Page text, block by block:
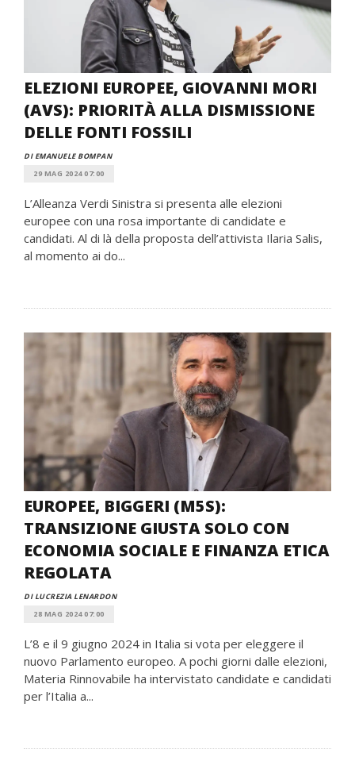
ELEZIONI EUROPEE, GIOVANNI MORI
(AVS): PRIORITÀ ALLA DISMISSIONE
DELLE FONTI FOSSILI
DI EMANUELE BOMPAN
29 MAG 2024 07:00
L’Alleanza Verdi Sinistra si presenta alle elezioni
europee con una rosa importante di candidate e
candidati. Al di là della proposta dell’attivista Ilaria Salis,
al momento ai do...
EUROPEE, BIGGERI (M5S):
TRANSIZIONE GIUSTA SOLO CON
ECONOMIA SOCIALE E FINANZA ETICA
REGOLATA
DI LUCREZIA LENARDON
28 MAG 2024 07:00
L’8 e il 9 giugno 2024 in Italia si vota per eleggere il
nuovo Parlamento europeo. A pochi giorni dalle elezioni,
Materia Rinnovabile ha intervistato candidate e candidati
per l’Italia a...